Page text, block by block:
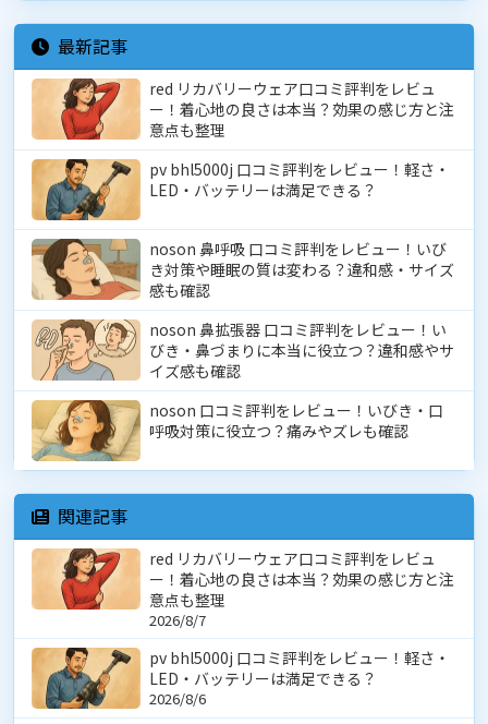
最新記事
red リカバリーウェア口コミ評判をレビュ
ー！着心地の良さは本当？効果の感じ方と注
意点も整理
pv bhl5000j 口コミ評判をレビュー！軽さ・
LED・バッテリーは満足できる？
noson 鼻呼吸 口コミ評判をレビュー！いび
き対策や睡眠の質は変わる？違和感・サイズ
感も確認
noson 鼻拡張器 口コミ評判をレビュー！い
びき・鼻づまりに本当に役立つ？違和感やサ
イズ感も確認
noson 口コミ評判をレビュー！いびき・口
呼吸対策に役立つ？痛みやズレも確認
関連記事
red リカバリーウェア口コミ評判をレビュ
ー！着心地の良さは本当？効果の感じ方と注
意点も整理
2026/8/7
pv bhl5000j 口コミ評判をレビュー！軽さ・
LED・バッテリーは満足できる？
2026/8/6